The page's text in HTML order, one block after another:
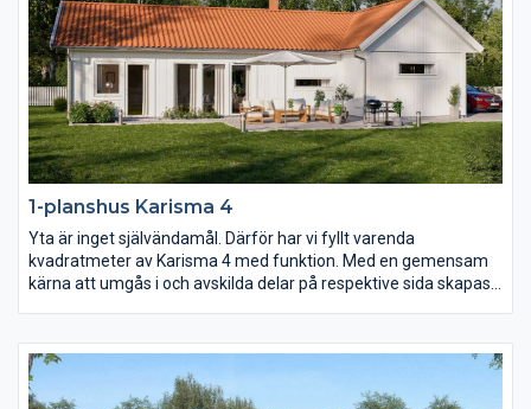
1-planshus Karisma 4
Yta är inget självändamål. Därför har vi fyllt varenda
kvadratmeter av Karisma 4 med funktion. Med en gemensam
kärna att umgås i och avskilda delar på respektive sida skapas
och mer kostnadseffektiv.